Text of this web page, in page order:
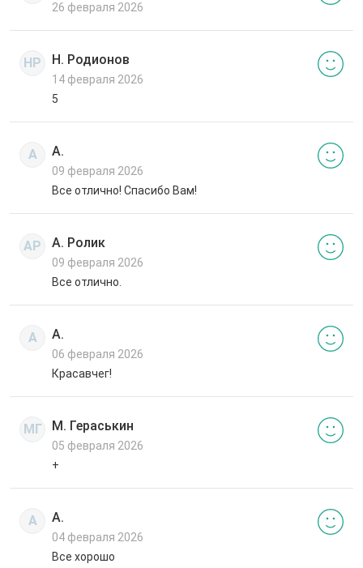
26 февраля 2026
НР Н. Родионов
14 февраля 2026
5
А А.
09 февраля 2026
Все отлично! Спасибо Вам!
АР А. Ролик
09 февраля 2026
Все отлично.
А А.
06 февраля 2026
Красавчег!
МГ М. Гераськин
05 февраля 2026
+
А А.
04 февраля 2026
Все хорошо